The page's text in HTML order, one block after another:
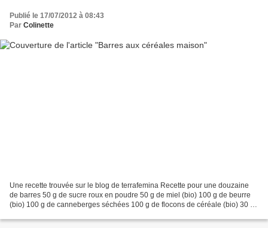
Publié le 17/07/2012 à 08:43
Par Colinette
Une recette trouvée sur le blog de terrafemina Recette pour une douzaine
de barres 50 g de sucre roux en poudre 50 g de miel (bio) 100 g de beurre
(bio) 100 g de canneberges séchées 100 g de flocons de céréale (bio) 30 g